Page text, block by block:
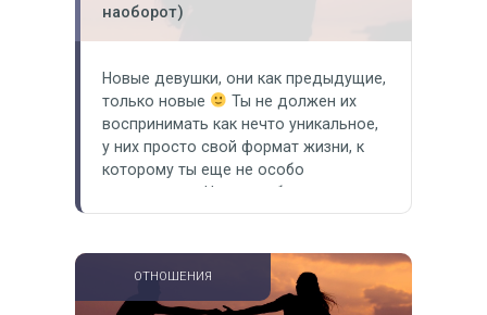
наоборот)
Новые девушки, они как предыдущие,
только новые
Ты не должен их
воспринимать как нечто уникальное,
у них просто свой формат жизни, к
которому ты еще не особо
прикоснулся. Но они тебе дают все то
же самое, что и давали предыдущие.
сразу превозносит некоторых
девушек до небес, хотя они…
ОТНОШЕНИЯ